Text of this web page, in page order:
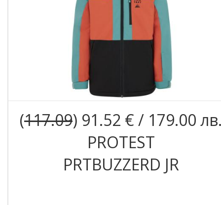
(117.09) 91.52 € / 179.00
PROTEST
PRTBUZZERD JR